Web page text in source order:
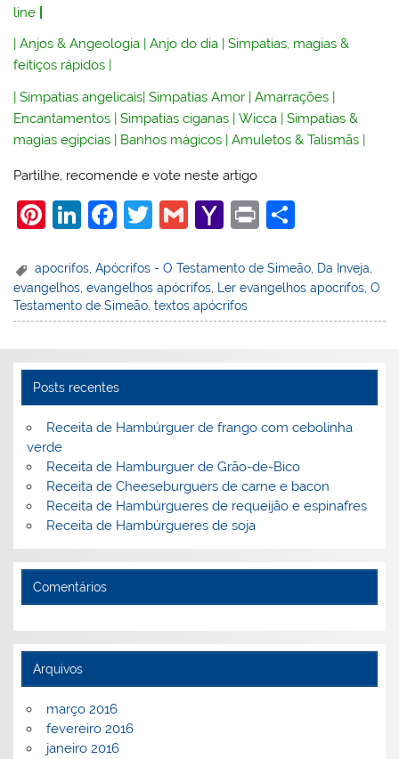
line
|Anjos & Angeologia |Anjo do dia |Simpatias, magias &
feitiços rápidos
|Simpatias angelicais|Simpatias Amor |Amarrações |
Encantamentos |Simpatias ciganas |Wicca |Simpatias &
magias egípcias | Banhos mágicos |Amuletos & Talismãs |
Partilhe, recomende e vote neste artigo
Pi
er
e
st
Li
k
e
dI
F
c
e
b
o
k
T
itt
er
G
ai
l
Y
h
o
o
l
Pr
t
ar
e
apocrifos,Apócrifos - O Testamento de Simeão, Da Inveja,
evangelhos ,evangelhos apócrifos Ler evangelhos apocrifos ,O
Testamento de Simeão ,textos apócrifos
Posts recentes
Receita de Hambúrguer de frango com cebolinha
verde
Receita de Hamburguer de Grão-de-Bico
Receita de Cheeseburguers de carne e bacon
Receita de Hambúrgueres de requeijão e espinafres
Receita de Hambúrgueres de soja
Comentários
Arquivos
março 2016
fevereiro 2016
janeiro 2016